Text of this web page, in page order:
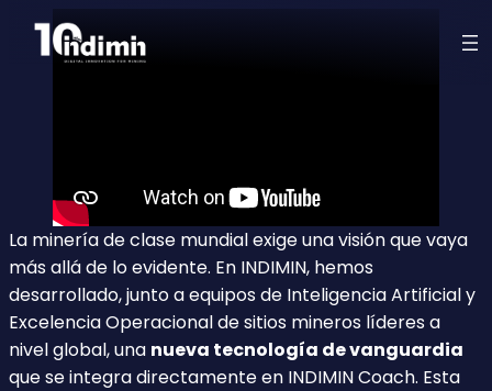
La minería de clase mundial exige una visión que vaya
más allá de lo evidente. En INDIMIN, hemos
desarrollado, junto a equipos de Inteligencia Artificial y
Excelencia Operacional de sitios mineros líderes a
nivel global, una nueva tecnología de vanguardia
que se integra directamente en INDIMIN Coach. Esta